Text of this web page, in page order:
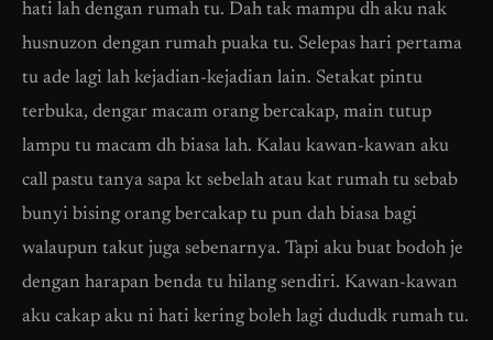
hati lah dengan rumah tu. Dah tak mampu dh aku nak
husnuzon dengan rumah puaka tu. Selepas hari pertama
tu ade lagi lah kejadian-kejadian lain. Setakat pintu
terbuka, dengar macam orang bercakap, main tutup
lampu tu macam dh biasa lah. Kalau kawan-kawan aku
call pastu tanya sapa kt sebelah atau kat rumah tu sebab
bunyi bising orang bercakap tu pun dah biasa bagi
walaupun takut juga sebenarnya. Tapi aku buat bodoh je
dengan harapan benda tu hilang sendiri. Kawan-kawan
aku cakap aku ni hati kering boleh lagi dududk rumah tu.